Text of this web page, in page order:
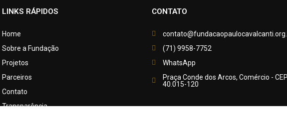
LINKS RÁPIDOS
Home
Sobre a Fundação
Projetos
Parceiros
Contato
Transparência
CONTATO
(71) 9958-7752
WhatsApp
Praça Conde dos Arcos, Comércio -
40.015-120